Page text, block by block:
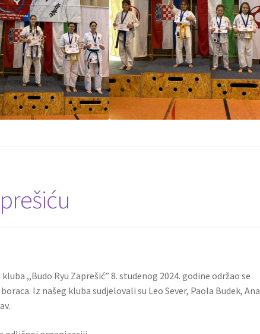
,,Budo Ryu Zaprešić” 8. studenog 2024. godine održao se
Iz našeg kluba sudjelovali su Leo Sever, Paola Budek, Ana